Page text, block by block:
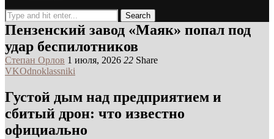
Search
Пензенский завод «Маяк» попал под
удар беспилотников
Степан Орлов 1 июля, 2026 22 Share
VKOdnoklassniki
Густой дым над предприятием и
сбитый дрон: что известно
официально